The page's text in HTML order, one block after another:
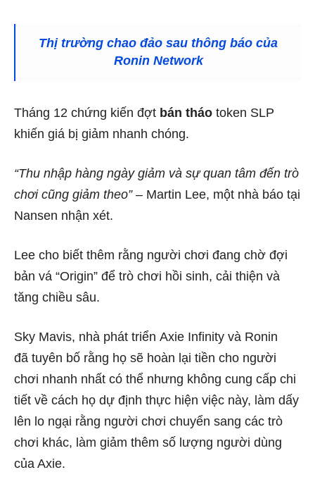
Thị trường chao đảo sau thông báo của
Ronin Network
Tháng 12 chứng kiến ​​đợt bán tháo token SLP
khiến giá bị giảm nhanh chóng.
“Thu nhập hàng ngày giảm và sự quan tâm đến trò
chơi cũng giảm theo”– Martin Lee, một nhà báo tại
Nansen nhận xét.
Lee cho biết thêm rằng người chơi đang chờ đợi
bản vá “Origin” để trò chơi hồi sinh, cải thiện và
tăng chiều sâu.
Sky Mavis, nhà phát triển Axie Infinity và Ronin
đã tuyên bố rằng họ sẽ hoàn lại tiền cho người
chơi nhanh nhất có thể nhưng không cung cấp chi
tiết về cách họ dự định thực hiện việc này, làm dấy
lên lo ngại rằng người chơi chuyển sang các trò
chơi khác, làm giảm thêm số lượng người dùng
của Axie.